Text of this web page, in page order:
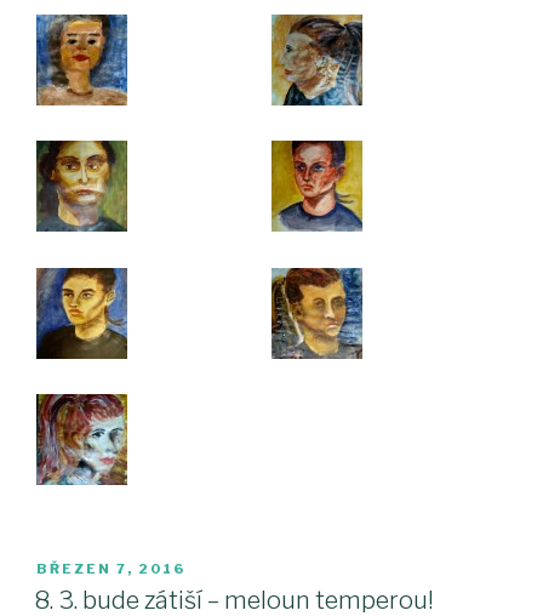
PUBLIKOVÁNO
BŘEZEN 7, 2016
8. 3. bude zátiší – meloun temperou!